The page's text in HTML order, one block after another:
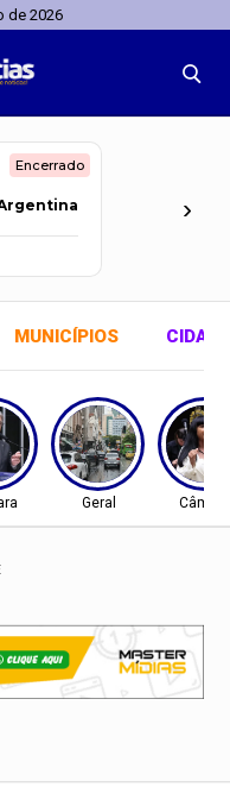
de 2026
Encerrado
›
MUNICÍPIOS
Geral